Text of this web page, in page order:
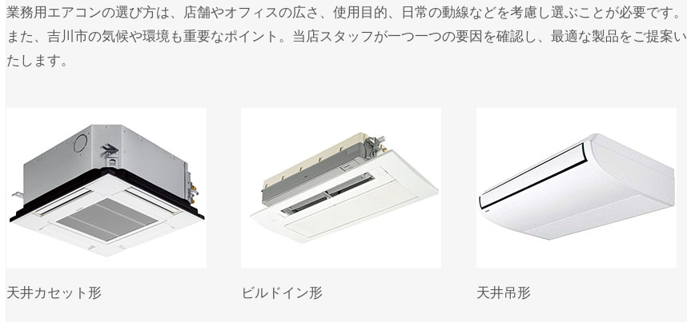
業務用エアコンの選び方は、店舗やオフィスの広さ、使用目的、日常の動線などを考慮し選ぶことが必要です。
また、吉川市の気候や環境も重要なポイント。当店スタッフが一つ一つの要因を確認し、最適な製品をご提案い
たします。
天井カセット形 ビルドイン形 天井吊形